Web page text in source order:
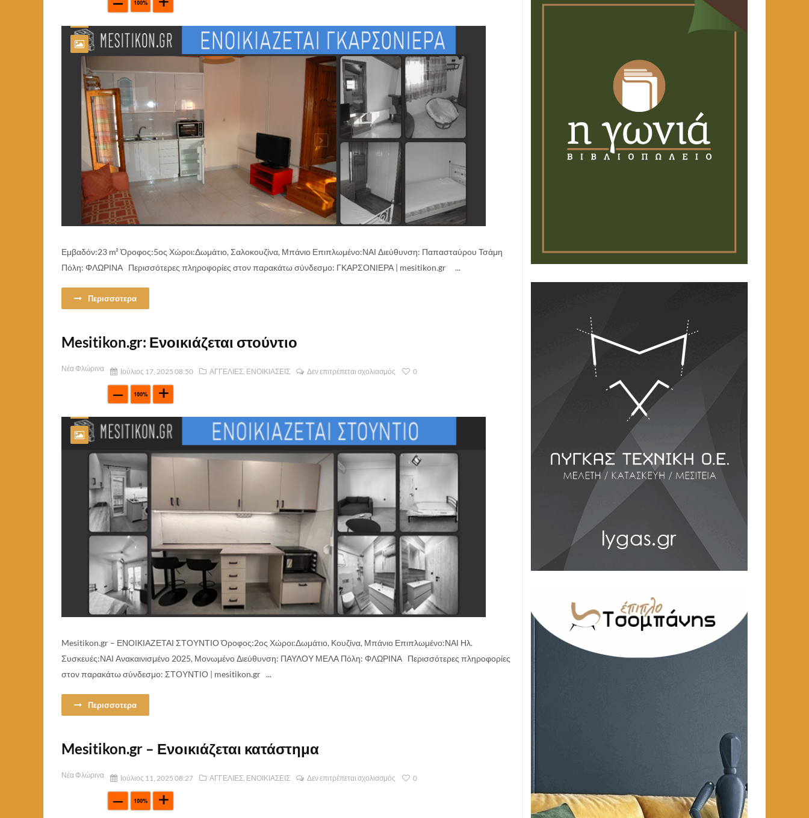
Εμβαδόν:23 m² Όροφος:5ος Χώροι:Δωμάτιο, Σαλοκουζίνα, Μπάνιο Επιπλωμένο:ΝΑΙ Διεύθυνση: Παπασταύρου Τσάμη
Πόλη: ΦΛΩΡΙΝΑ Περισσότερες πληροφορίες στον παρακάτω σύνδεσμο: ΓΚΑΡΣΟΝΙΕΡΑ | mesitikon.gr ...
Περισσοτερα
Mesitikon.gr: Ενοικιάζεται στούντιο
Νέα Φλώρινα Ιούλιος 17, 2025 08:50 ΑΓΓΕΛΙΕΣ ΕΝΟΙΚΙΑΣΕΙΣ Δεν επιτρέπεται σχολιασμός 0
Mesitikon.gr – ΕΝΟΙΚΙΑΖΕΤΑΙ ΣΤΟΥΝΤΙΟ Όροφος:2ος Χώροι:Δωμάτιο, Κουζίνα, Μπάνιο Επιπλωμένο:ΝΑΙ Ηλ.
Συσκευές:ΝΑΙ Ανακαινισμένο 2025, Μονωμένο Διεύθυνση: ΠΑΥΛΟΥ ΜΕΛΑ Πόλη: ΦΛΩΡΙΝΑ Περισσότερες πληροφορίες
στον παρακάτω σύνδεσμο: ΣΤΟΥΝΤΙΟ | mesitikon.gr ...
Περισσοτερα
Mesitikon.gr – Ενοικιάζεται κατάστημα
Νέα Φλώρινα Ιούλιος 11, 2025 08:27 ΑΓΓΕΛΙΕΣ ΕΝΟΙΚΙΑΣΕΙΣ Δεν επιτρέπεται σχολιασμός 0